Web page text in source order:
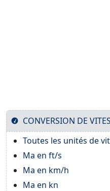
CONVERSION DE
Toutes les unités de
Ma en ft/s
Ma en km/h
Ma en kn